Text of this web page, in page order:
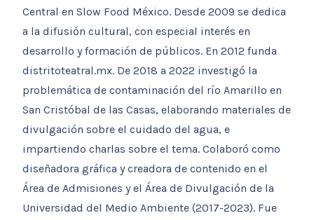
Central en Slow Food México. Desde 2009 se dedica
a la difusión cultural, con especial interés en
desarrollo y formación de públicos. En 2012 funda
distritoteatral.mx. De 2018 a 2022 investigó la
problemática de contaminación del río Amarillo en
San Cristóbal de las Casas, elaborando materiales de
divulgación sobre el cuidado del agua, e
impartiendo charlas sobre el tema. Colaboró como
diseñadora gráfica y creadora de contenido en el
Área de Admisiones y el Área de Divulgación de la
Universidad del Medio Ambiente (2017-2023). Fue